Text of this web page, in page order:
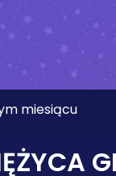
miesiącu